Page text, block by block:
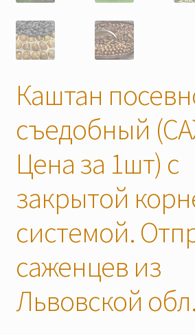
Скидки
Каштан
съедобный
Цена за 1шт) с
закрытой
системой.
саженцев из
Львовской обл.